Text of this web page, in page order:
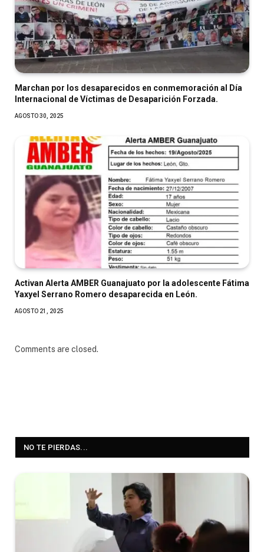
Marchan por los desaparecidos en conmemoración al Día
Internacional de Víctimas de Desaparición Forzada.
AGOSTO 30, 2025
Activan Alerta AMBER Guanajuato por la adolescente Fátima
Yaxyel Serrano Romero desaparecida en León.
AGOSTO 21, 2025
Comments are closed.
NO TE PIERDAS...